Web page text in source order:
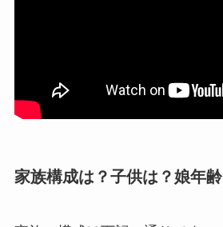
家族構成は？子供は？娘年齢